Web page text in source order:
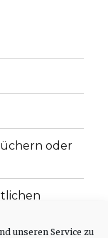
unseren Service zu
oder